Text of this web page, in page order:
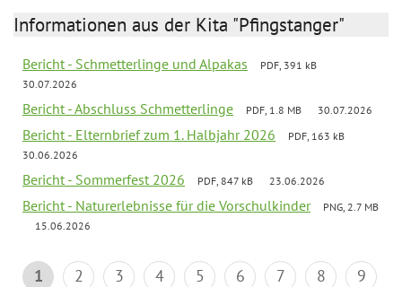
Informationen aus der Kita "Pfingstanger"
Bericht - Schmetterlinge und Alpakas
PDF, 391 kB
30.07.2026
Bericht - Abschluss Schmetterlinge PDF, 1.8 MB 30.07.2026
Bericht - Elternbrief zum 1. Halbjahr 2026
PDF, 163 kB
30.06.2026
Bericht - Sommerfest 2026 PDF, 847 kB 23.06.2026
Bericht - Naturerlebnisse für die Vorschulkinder
PNG, 2.7 MB
15.06.2026
1 2 3 4 5 6 7 8
9